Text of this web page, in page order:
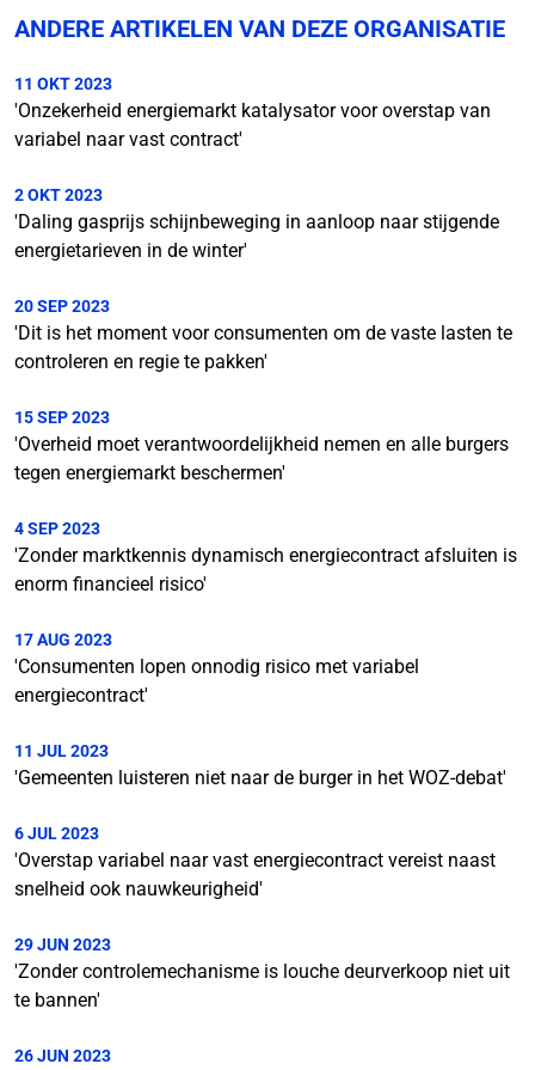
ANDERE ARTIKELEN VAN DEZE ORGANISATIE
11 OKT 2023
'Onzekerheid energiemarkt katalysator voor overstap van
variabel naar vast contract'
2 OKT 2023
'Daling gasprijs schijnbeweging in aanloop naar stijgende
energietarieven in de winter'
20 SEP 2023
'Dit is het moment voor consumenten om de vaste lasten te
controleren en regie te pakken'
15 SEP 2023
'Overheid moet verantwoordelijkheid nemen en alle burgers
tegen energiemarkt beschermen'
4 SEP 2023
'Zonder marktkennis dynamisch energiecontract afsluiten is
enorm financieel risico'
17 AUG 2023
'Consumenten lopen onnodig risico met variabel
energiecontract'
11 JUL 2023
'Gemeenten luisteren niet naar de burger in het WOZ-debat'
6 JUL 2023
'Overstap variabel naar vast energiecontract vereist naast
snelheid ook nauwkeurigheid'
29 JUN 2023
'Zonder controlemechanisme is louche deurverkoop niet uit
te bannen'
26 JUN 2023